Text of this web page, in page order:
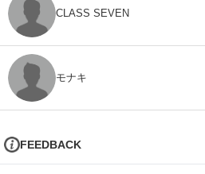
CLASS SEVEN
モナキ
FEEDBACK